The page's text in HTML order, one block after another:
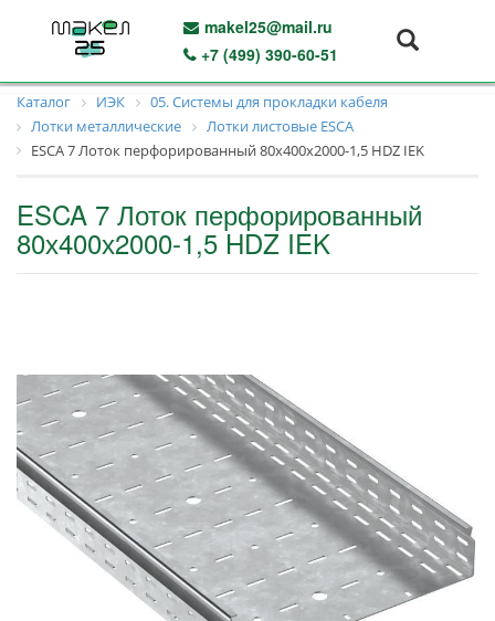
makel25@mail.ru
+7 (499) 390-60-51
Каталог ИЭК
05. Системы для прокладки кабеля
Лотки металлические
Лотки листовые ESCA
ESCA 7 Лоток перфорированный 80х400х2000-1,5 HDZ IEK
ESCA 7 Лоток перфорированный
80х400х2000-1,5 HDZ IEK